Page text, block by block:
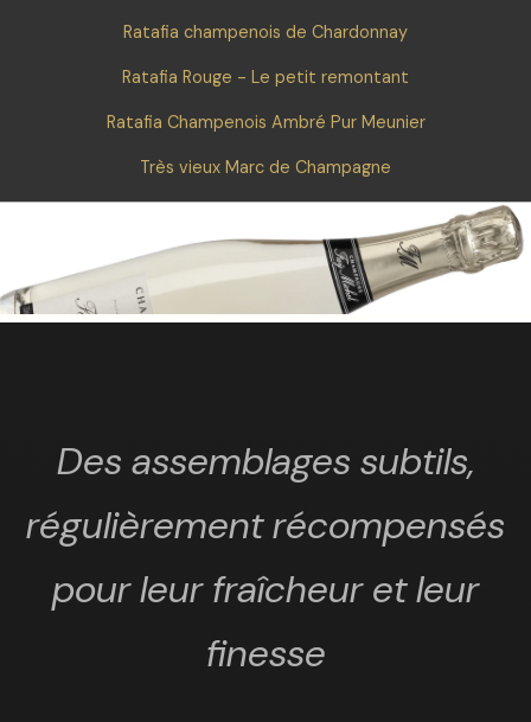
Ratafia champenois de Chardonnay
Ratafia Rouge - Le petit remontant
Ratafia Champenois Ambré Pur Meunier
Très vieux Marc de Champagne
Des assemblages subtils,
régulièrement récompensés
pour leur fraîcheur et leur
finesse